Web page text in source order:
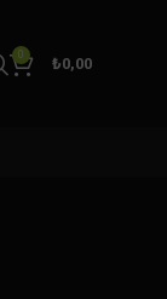
0
₺0,00